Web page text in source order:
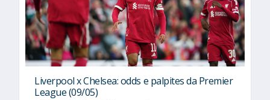
Liverpool x Chelsea: odds e palpites da Premier
League (09/05)